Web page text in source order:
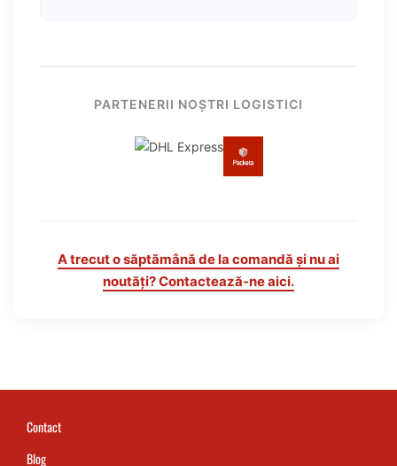
PARTENERII NOȘTRI LOGISTICI
A trecut o săptămână de la comandă și nu ai
noutăți? Contactează-ne aici.
Contact
Blog